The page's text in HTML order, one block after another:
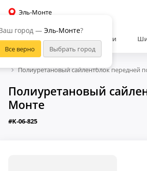
Эль-Монте
город — Эль-Монте?
Автозапчасти
Полиуретановый сайлентблок передней
Полиуретановый
Монте
#K-06-825